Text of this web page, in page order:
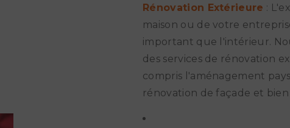
Rénovation Extérieure :
maison ou de votre
important que l'intérieur.
des services de rénovation
compris l'aménagement
rénovation de façade et